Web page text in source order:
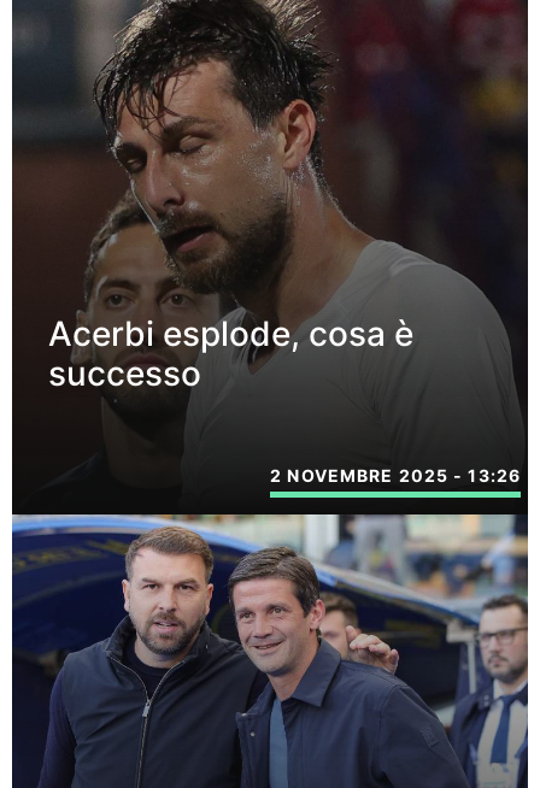
Acerbi esplode, cosa è
successo
2 NOVEMBRE 2025 - 13:26